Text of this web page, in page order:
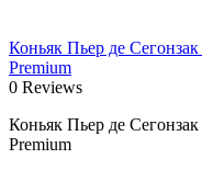
Коньяк Пьер де
Premium
0 Reviews
Коньяк Пьер де
Premium